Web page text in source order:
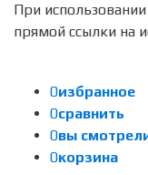
При
прямой ссылки на
0избранное
0сравнить
0вы
0корзина